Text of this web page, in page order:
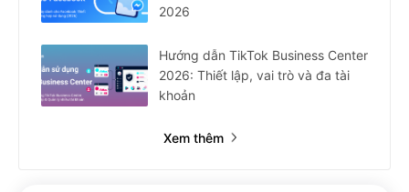
2026
Hướng dẫn TikTok Business Center
2026: Thiết lập, vai trò và đa tài
khoản
Xem thêm